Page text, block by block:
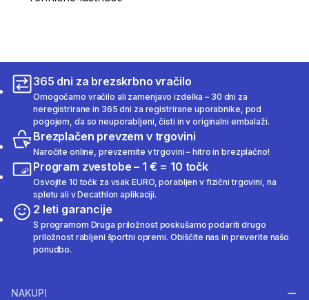
365 dni za brezskrbno vračilo
Omogočamo vračilo ali zamenjavo izdelka – 30 dni za
neregistrirane in 365 dni za registrirane uporabnike, pod
pogojem, da so neuporabljeni, čisti in v originalni embalaži.
Brezplačen prevzem v trgovini
Naročite online, prevzemite v trgovini – hitro in brezplačno!
Program zvestobe – 1 € = 10 točk
Osvojite 10 točk za vsak EURO, porabljen v fizični trgovini, na
spletu ali v Decathlon aplikaciji.
2 leti garancije
S programom Druga priložnost poskušamo podariti drugo
priložnost rabljeni športni opremi. Obiščite nas in preverite našo
ponudbo.
NAKUPI